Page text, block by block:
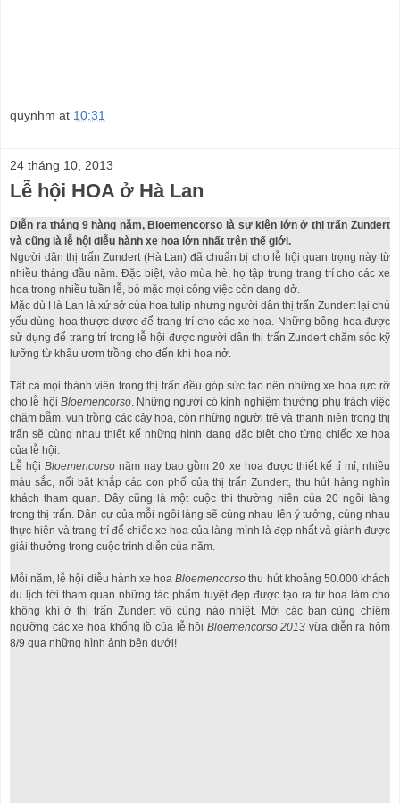
quynhm at 10:31
24 tháng 10, 2013
Lễ hội HOA ở Hà Lan
Diễn ra tháng 9 hàng năm, Bloemencorso là sự kiện lớn ở thị trấn Zundert
và cũng là lễ hội diễu hành xe hoa lớn nhất trên thế giới.
Người dân thị trấn Zundert (Hà Lan) đã chuẩn bị cho lễ hội quan trọng này từ
nhiều tháng đầu năm. Đặc biệt, vào mùa hè, họ tập trung trang trí cho các xe
hoa trong nhiều tuần lễ, bỏ mặc mọi công việc còn dang dở.
Mặc dù Hà Lan là xứ sở của hoa tulip nhưng người dân thị trấn Zundert lại chủ
yếu dùng hoa thược dược để trang trí cho các xe hoa. Những bông hoa được
sử dụng để trang trí trong lễ hội được người dân thị trấn Zundert chăm sóc kỹ
lưỡng từ khâu ươm trồng cho đến khi hoa nở.
Tất cả mọi thành viên trong thị trấn đều góp sức tạo nên những xe hoa rực rỡ
cho lễ hội Bloemencorso. Những người có kinh nghiệm thường phụ trách việc
chăm bẵm, vun trồng các cây hoa, còn những người trẻ và thanh niên trong thị
trấn sẽ cùng nhau thiết kế những hình dạng đặc biệt cho từng chiếc xe hoa
của lễ hội.
Lễ hộiBloemencorso năm nay bao gồm 20 xe hoa được thiết kế tỉ mỉ, nhiều
màu sắc, nổi bật khắp các con phố của thị trấn Zundert, thu hút hàng nghìn
khách tham quan. Đây cũng là một cuộc thi thường niên của 20 ngôi làng
trong thị trấn. Dân cư của mỗi ngôi làng sẽ cùng nhau lên ý tưởng, cùng nhau
thực hiện và trang trí để chiếc xe hoa của làng mình là đẹp nhất và giành được
giải thưởng trong cuộc trình diễn của năm.
Mỗi năm, lễ hội diễu hành xe hoaBloemencorso thu hút khoảng 50.000 khách
du lịch tới tham quan những tác phẩm tuyệt đẹp được tạo ra từ hoa làm cho
không khí ở thị trấn Zundert vô cùng náo nhiệt. Mời các ban cùng chiêm
ngưỡng các xe hoa khổng lồ của lễ hội Bloemencorso 2013 vừa diễn ra hôm
8/9 qua những hình ảnh bên dưới!